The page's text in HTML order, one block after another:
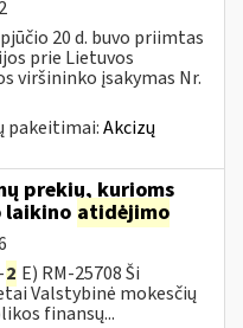
20 d. buvo priimtas
prie Lietuvos
viršininko įsakymas Nr.
pakeitimai:Akcizų
prekių, kurioms
laikino atidėjimo
2 E) RM-25708 Ši
Valstybinė mokesčių
finansų...